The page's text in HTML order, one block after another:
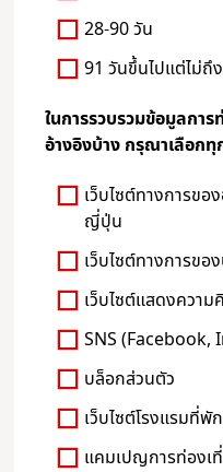
28-90 วัน
91 วันขึ้นไปแต่ไม่ถึ
ในการรวบรวมข้อมูลกา
อ้างอิงบ้าง กรุณาเลือกทุ
เว็บไซต์ทางการขอ
ญี่ปุ่น
เว็บไซต์ทางการขอ
เว็บไซต์แสดงความ
SNS (Facebook,
บล็อกส่วนตัว
เว็บไซต์โรงแรมที่พัก
แคมเปญการท่องเ